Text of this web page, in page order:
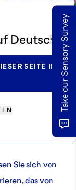
Deutsch.
SEITE IN
entwickelte
Sie sich von
das von
Take our Sensory Survey